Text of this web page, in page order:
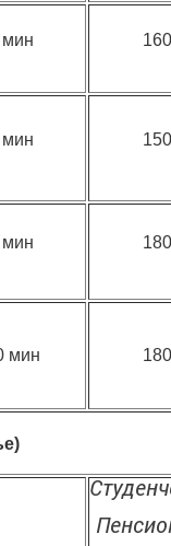
мин 160
мин 150
мин 180
мин 180